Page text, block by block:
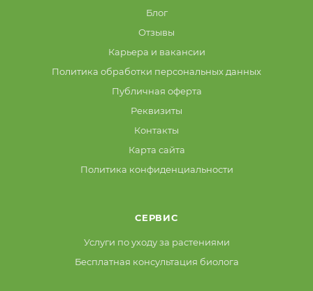
Блог
Отзывы
Карьера и вакансии
Политика обработки персональных данных
Публичная оферта
Реквизиты
Контакты
Карта сайта
Политика конфиденциальности
СЕРВИС
Услуги по уходу за растениями
Бесплатная консультация биолога